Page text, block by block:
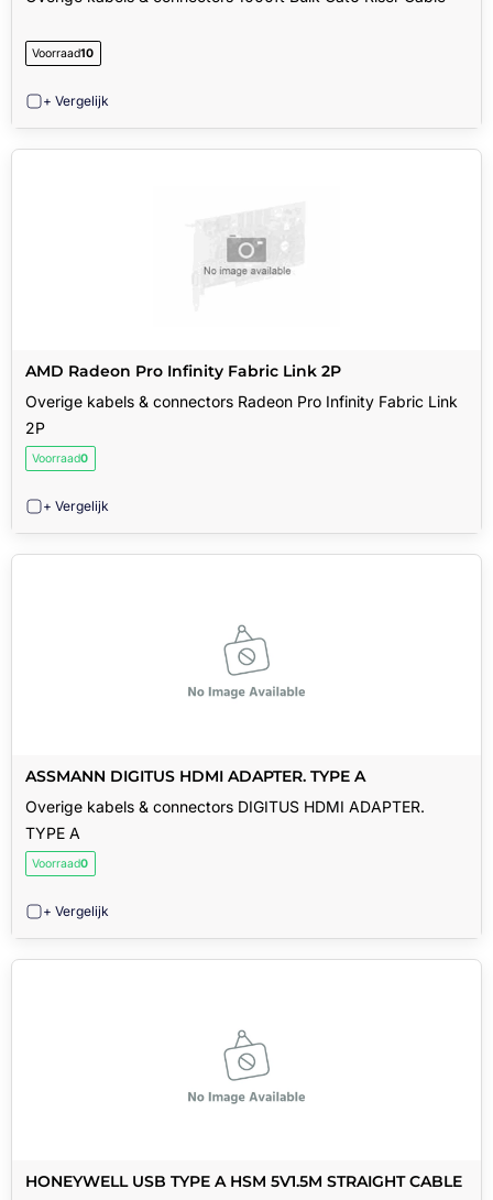
Voorraad10
+ Vergelijk
AMD Radeon Pro Infinity Fabric Link 2P
Overige kabels & connectors Radeon Pro Infinity Fabric Link
2P
Voorraad0
+ Vergelijk
ASSMANN DIGITUS HDMI ADAPTER. TYPE A
Overige kabels & connectors DIGITUS HDMI ADAPTER.
TYPE A
Voorraad0
+ Vergelijk
HONEYWELL USB TYPE A HSM 5V1.5M STRAIGHT CABLE